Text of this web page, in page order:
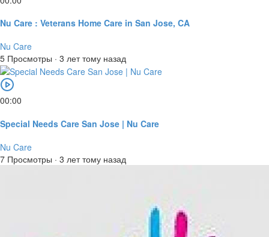
Nu Care : Veterans Home Care in San Jose, CA
Nu Care
5 Просмотры · 3 лет тому назад
00:00
Special Needs Care San Jose | Nu Care
Nu Care
7 Просмотры · 3 лет тому назад